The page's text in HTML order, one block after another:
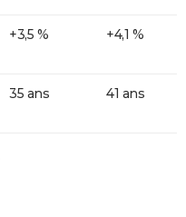
+3,5 % +4,1 %
35 ans 41 ans